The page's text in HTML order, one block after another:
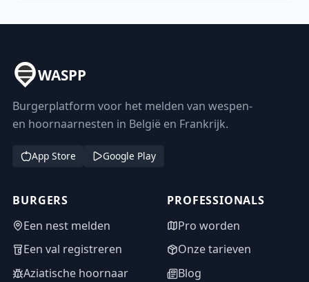
WASPP
Burgerplatform voor het melden van wespen-
en hoornaarnesten in België en Frankrijk.
App Store Google Play
BURGERS
Een nest melden
Een val registreren
Aziatische hoornaar
PROFESSIONALS
Pro worden
Onze tarieven
Blog